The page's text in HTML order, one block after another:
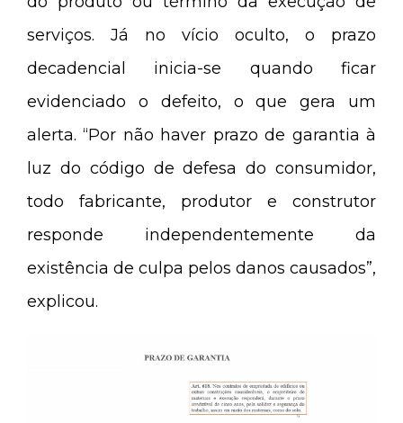
serviços. Já no vício oculto, o prazo
decadencial inicia-se quando ficar
evidenciado o defeito, o que gera um
alerta. “Por não haver prazo de garantia à
luz do código de defesa do consumidor,
todo fabricante, produtor e construtor
responde independentemente da
existência de culpa pelos danos causados”,
explicou.